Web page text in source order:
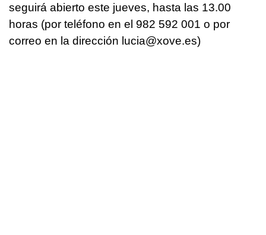
seguirá abierto este jueves, hasta las 13.00
horas (por teléfono en el 982 592 001 o por
correo en la dirección lucia@xove.es)